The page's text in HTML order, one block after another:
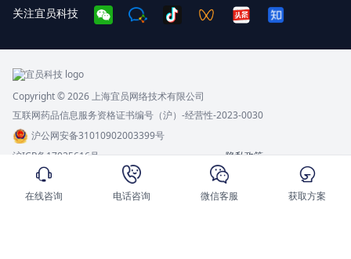
在线咨询 电话咨询 微信客服 获取方案
关注宜员科技
Copyright © 2026 上海宜员网络技术有限公司
互联网药品信息服务资格证书编号（沪）-经营性-2023-0030
沪公网安备31010902003399号
沪ICP备17025616号
隐私政策